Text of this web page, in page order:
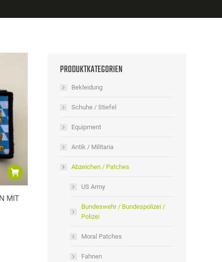
MIT
PRODUKTKATEGORIEN
Bekleidung
Schuhe / Stiefel
Equipment
Antik / Militaria
Abzeichen / Patches
US Army
Bundeswehr / Bundespolizei /
Polizei
Moral Patches
Fahnen